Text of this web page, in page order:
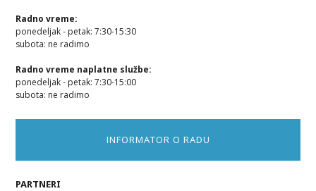
Radno vreme:
ponedeljak - petak: 7:30-15:30
subota: ne radimo
Radno vreme naplatne službe:
ponedeljak - petak: 7:30-15:00
subota: ne radimo
INFORMATOR O RADU
PARTNERI